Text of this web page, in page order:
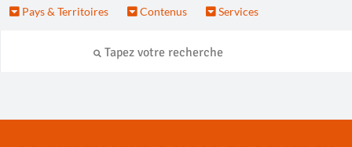
Pays & Territoires Contenus Services